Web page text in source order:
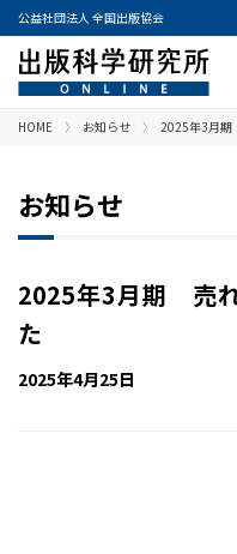
公益社団法人 全国出版協会
HOME お知らせ 2025年3月
お知らせ
2025年3月期 売
た
2025年4月25日